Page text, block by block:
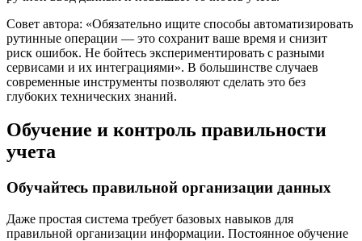
Совет автора: «Обязательно ищите способы автоматизировать
рутинные операции — это сохранит ваше время и снизит
риск ошибок. Не бойтесь экспериментировать с разными
сервисами и их интеграциями». В большинстве случаев
современные инструменты позволяют сделать это без
глубоких технических знаний.
Обучение и контроль правильности
учета
Обучайтесь правильной организации данных
Даже простая система требует базовых навыков для
правильной организации информации. Постоянное обучение